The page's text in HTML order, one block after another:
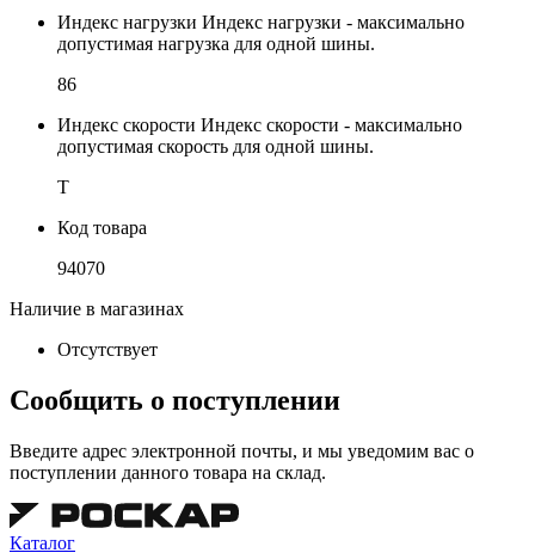
Индекс нагрузки Индекс нагрузки - максимально
допустимая нагрузка для одной шины.
86
Индекс скорости Индекс скорости - максимально
допустимая скорость для одной шины.
T
Код товара
94070
Наличие в магазинах
Отсутствует
Сообщить о поступлении
Введите адрес электронной почты, и мы уведомим вас о
поступлении данного товара на склад.
Каталог